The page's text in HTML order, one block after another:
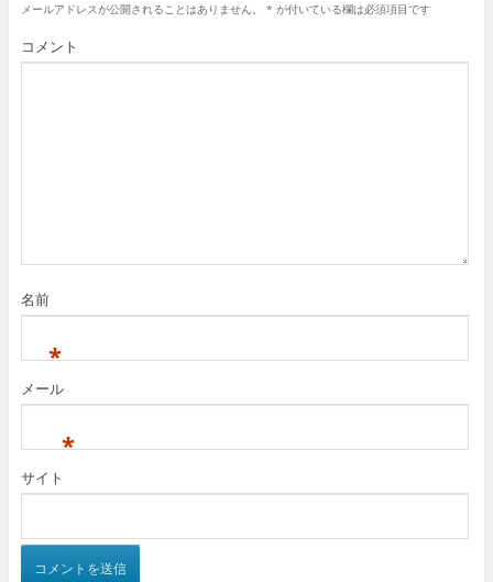
メールアドレスが公開されることはありません。 * が付いている欄は必須項目です
コメント
名前
*
メール
*
サイト